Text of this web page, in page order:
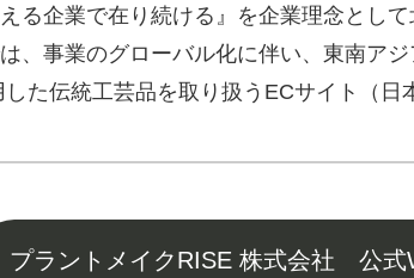
る企業で在り続ける』を企業理念とし
、事業のグローバル化に伴い、東南ア
た伝統工芸品を取り扱うECサイト（日
プラントメイクRISE 株式会社 公式